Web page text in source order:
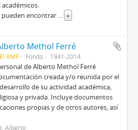
pueden encontrar ... »
Methol Ferré
AMF Fondo 1941-2014
de Alberto Methol Ferré
creada y/o reunida por el
de su actividad académica,
y privada. Incluye documentos
propias y de otros autores, así
Alberto